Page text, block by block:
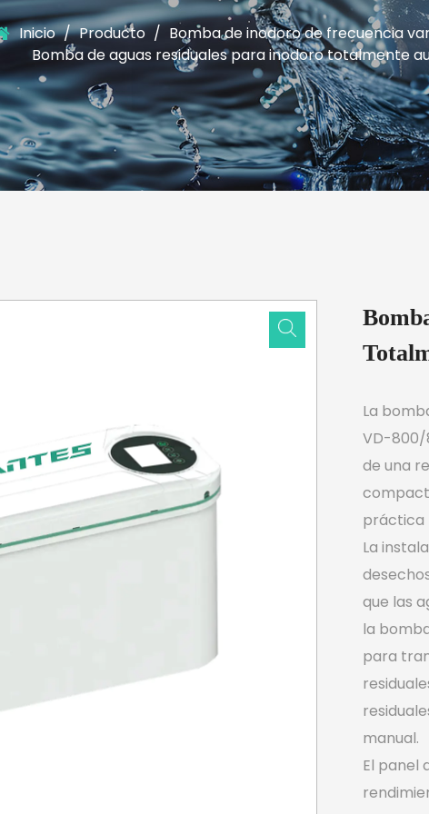
Inicio / Producto / Bomba de inodoro de frecuencia
Bomba de aguas residuales para inodoro totalmente
La
VD-800/
de una
práctica
La
que las
la
para
manual.
El panel